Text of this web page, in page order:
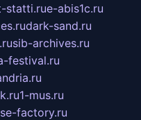
statti.rue-abis1c.ru
dark-sand.ru
sib-archives.ru
festival.ru
1-mus.ru
factory.ru